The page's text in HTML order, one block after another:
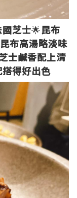
芝士🌟昆布
布高湯略淡味
士鹹香配上清
得好出色